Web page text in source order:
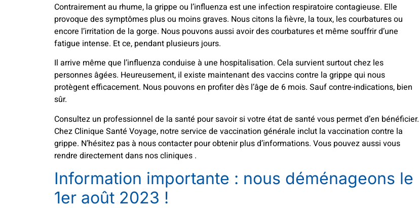
Contrairement au rhume, la grippe ou l’influenza est une infection respiratoire contagieuse. Elle
provoque des symptômes plus ou moins graves. Nous citons la fièvre, la toux, les courbatures ou
encore l’irritation de la gorge. Nous pouvons aussi avoir des courbatures et même souffrir d’une
fatigue intense. Et ce, pendant plusieurs jours.
Il arrive même que l’influenza conduise à une hospitalisation. Cela survient surtout chez les
personnes âgées. Heureusement, il existe maintenant des vaccins contre la grippe qui nous
protègent efficacement. Nous pouvons en profiter dès l’âge de 6 mois. Sauf contre-indications, bien
sûr.
Consultez un professionnel de la santé pour savoir si votre état de santé vous permet d’en bénéficier.
Chez Clinique Santé Voyage, notre service de vaccination générale inclut la vaccination contre la
grippe. N’hésitez pas à nous contacter pour obtenir plus d’informations. Vous pouvez aussi vous
rendre directement dans nos cliniques .
Information importante : nous déménageons le
1er août 2023 !